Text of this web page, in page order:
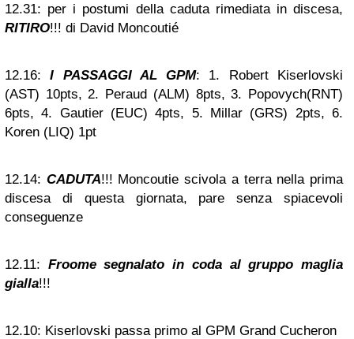
12.31: per i postumi della caduta rimediata in discesa,
RITIRO!!! di David Moncoutié
12.16: I PASSAGGI AL GPM: 1. Robert Kiserlovski
(AST) 10pts, 2. Peraud (ALM) 8pts, 3. Popovych(RNT)
6pts, 4. Gautier (EUC) 4pts, 5. Millar (GRS) 2pts, 6.
Koren (LIQ) 1pt
12.14: CADUTA!!! Moncoutie scivola a terra nella prima
discesa di questa giornata, pare senza spiacevoli
conseguenze
12.11: Froome segnalato in coda al gruppo maglia
gialla!!!
12.10: Kiserlovski passa primo al GPM Grand Cucheron